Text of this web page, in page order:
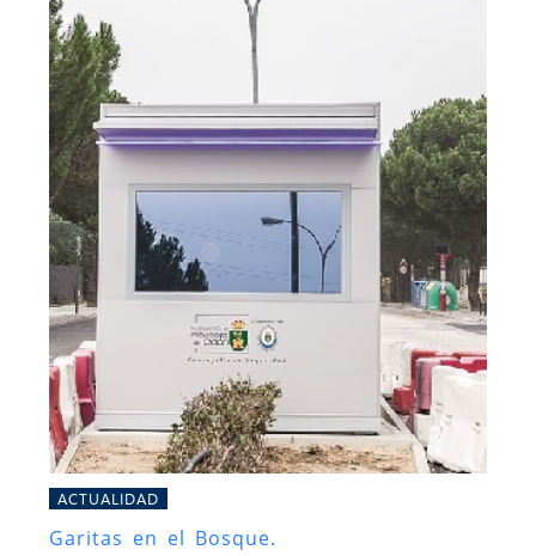
ACTUALIDAD
Garitas en el Bosque.